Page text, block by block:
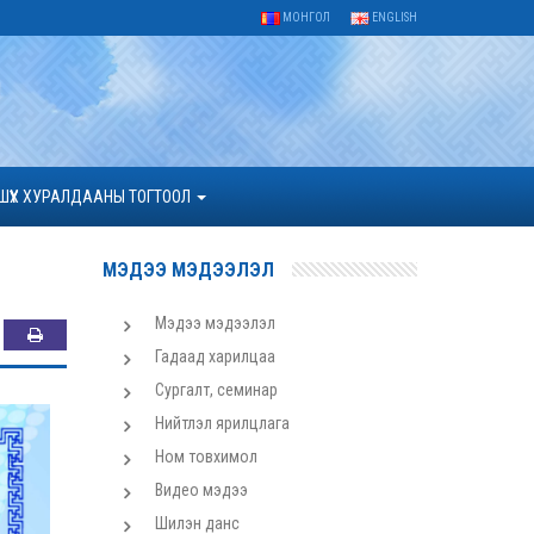
МОНГОЛ ENGLISH
ХУРАЛДААНЫ ТОГТООЛ
МЭДЭЭ МЭДЭЭЛЭЛ
Мэдээ мэдээлэл
Гадаад харилцаа
Сургалт, семинар
Нийтлэл ярилцлага
Ном товхимол
Видео мэдээ
Шилэн данс